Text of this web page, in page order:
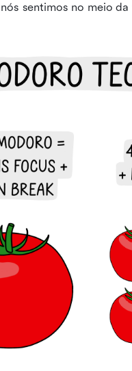
sentimos no meio da